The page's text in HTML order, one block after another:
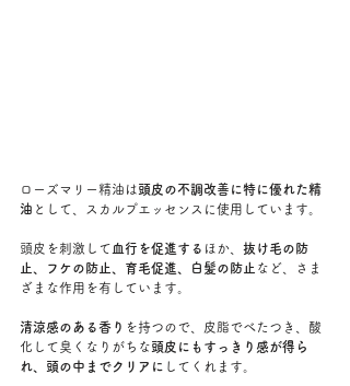
ローズマリー精油は頭皮の不調改善に特に優れた精
油 として、スカルプエッセンスに使用しています。
頭皮を刺激して 血行を促進する ほか、 抜け毛の防
止、フケの防止、育毛促進、白髪の防止 など、さま
ざまな作用を有しています。
清涼感のある香り を持つので、皮脂でべたつき、酸
化して臭くなりがちな頭皮にもすっきり感が得ら
れ、頭の中までクリアに してくれます。